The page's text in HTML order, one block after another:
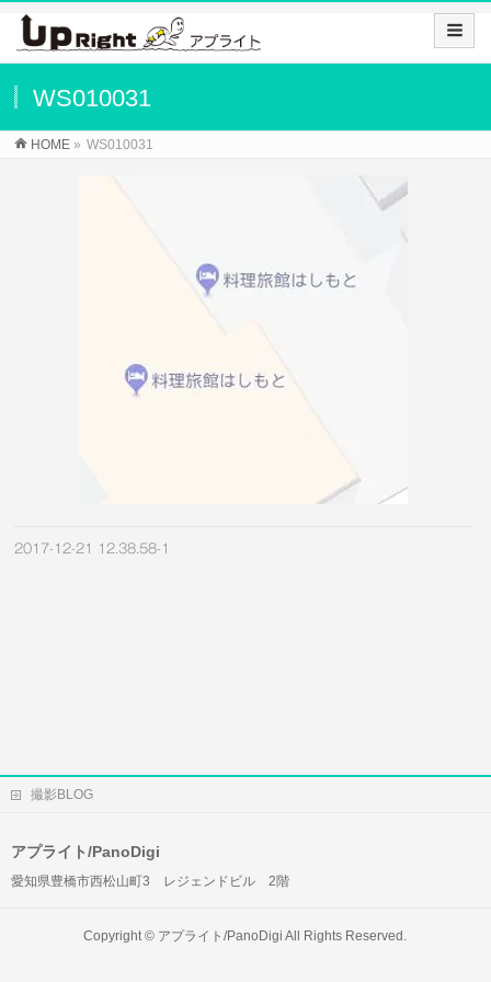
WS010031
HOME » WS010031
2017-12-21 12.38.58-1
撮影BLOG
アプライト/PanoDigi
愛知県豊橋市西松山町3 レジェンドビル 2階
Copyright © アプライト/PanoDigi All Rights Reserved.